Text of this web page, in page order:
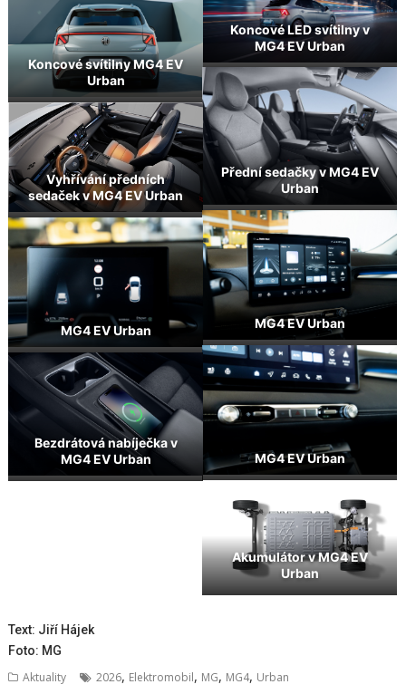
Koncové LED svítilny v
MG4 EV Urban
Koncové svítilny MG4 EV
Urban
Přední sedačky v MG4 EV
Urban
Vyhřívání předních
sedaček v MG4 EV Urban
MG4 EV Urban
MG4 EV Urban
MG4 EV Urban
Bezdrátová nabíječka v
MG4 EV Urban
Akumulátor v MG4 EV
Urban
Text: Jiří Hájek
Foto: MG
Aktuality 2026, Elektromobil, MG, MG4, Urban